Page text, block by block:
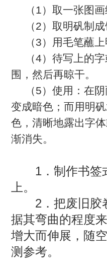
（1）取一张图画
（2）取明矾制
（3）用毛笔蘸
（4）待写上的
围，然后再晾干。
（5）使用：在
变成暗色；而用明
色，清晰地露出字
渐消失。
1．制作书签式
上。
2．把废旧胶卷
据其弯曲的程度
增大而伸展，随
测参考。